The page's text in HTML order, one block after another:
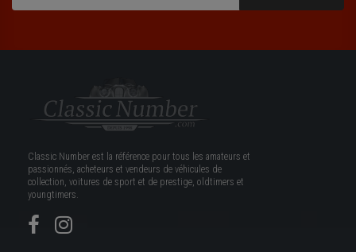
Classic Number est la référence pour tous les amateurs et
passionnés, acheteurs et vendeurs de véhicules de
collection, voitures de sport et de prestige, oldtimers et
youngtimers.